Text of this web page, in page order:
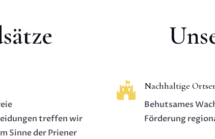
treffen wir
Sinne der Priener

Nachhaltige
Behutsames
Förderung